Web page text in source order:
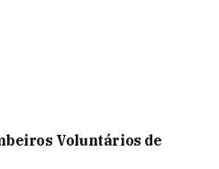
Voluntários de